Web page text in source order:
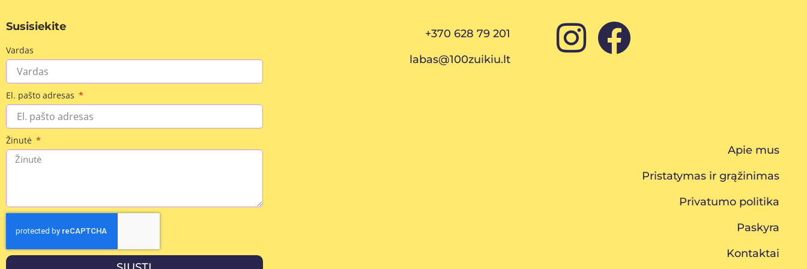
Susisiekite
Vardas
El. pašto adresas
Žinutė
+370 628 79 201
labas@100zuikiu.lt
Apie mus
Pristatymas ir grąžinimas
Privatumo politika
Paskyra
Kontaktai